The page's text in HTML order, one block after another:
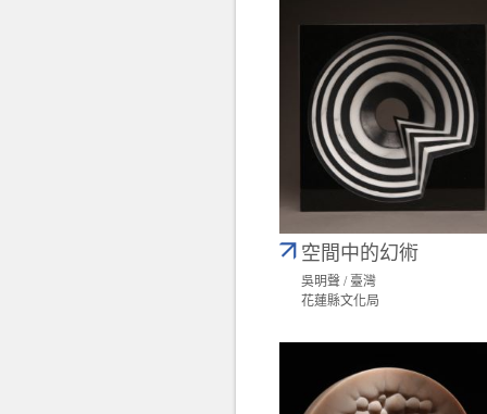
空間中的幻術
吳明聲 / 臺灣
花蓮縣文化局